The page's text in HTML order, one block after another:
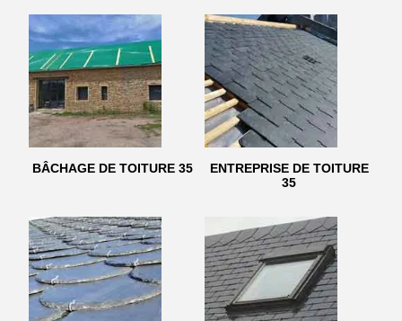
BÂCHAGE DE TOITURE 35
ENTREPRISE DE TOITURE
35